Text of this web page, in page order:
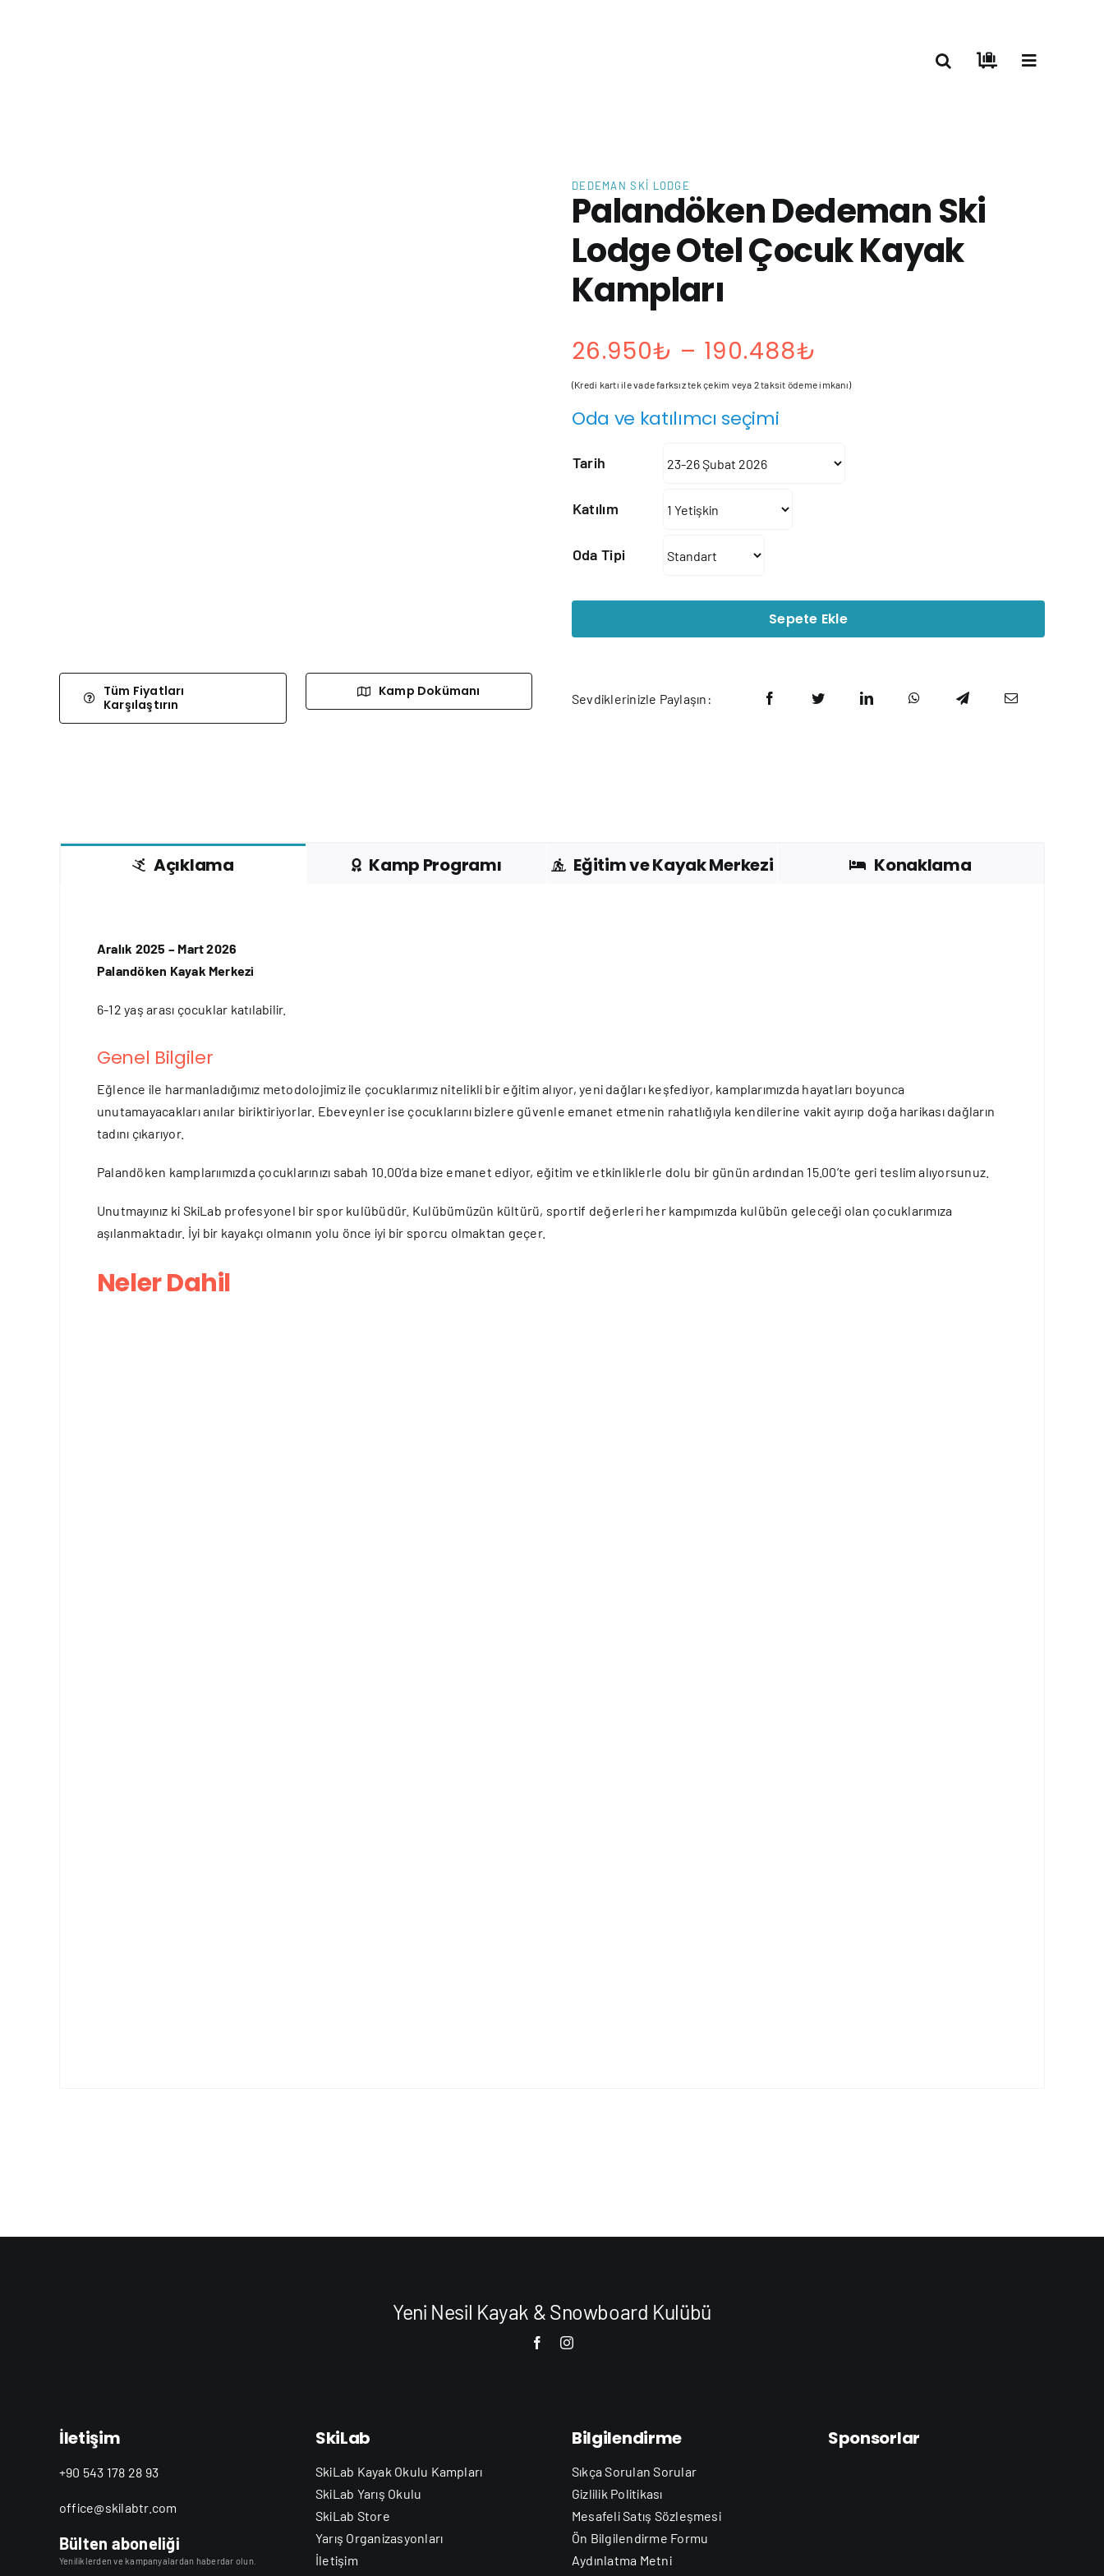
DEDEMAN SKI LODGE
Palandöken Dedeman Ski
Lodge Otel Çocuk Kayak
Kampları
26.950₺ – 190.488₺
aralığı:
(Kredi kartı ile vade farksız tek çekim veya 2 taksit ödeme imkanı)
Oda ve katılımcı seçimi
Tarih
Katılım
Oda Tipi
Sepete Ekle
Tüm Fiyatları
Karşılaştırın
Kamp Dokümanı Sevdiklerinizle Paylaşın:
Açıklama Kamp Programı Eğitim ve Kayak Merkezi Konaklama
Aralık 2025 – Mart 2026
Palandöken Kayak Merkezi
6-12 yaş arası çocuklar katılabilir.
Genel Bilgiler
Eğlence ile harmanladığımız metodolojimiz ile çocuklarımız nitelikli bir eğitim alıyor, yeni dağları keşfediyor, kamplarımızda hayatları boyunca
unutamayacakları anılar biriktiriyorlar. Ebeveynler ise çocuklarını bizlere güvenle emanet etmenin rahatlığıyla kendilerine vakit ayırıp doğa harikası dağların
tadını çıkarıyor.
Palandöken kamplarıımızda çocuklarınızı sabah 10.00’da bize emanet ediyor, eğitim ve etkinliklerle dolu bir günün ardından 15.00’te geri teslim alıyorsunuz.
Unutmayınız ki SkiLab profesyonel bir spor kulübüdür. Kulübümüzün kültürü, sportif değerleri her kampımızda kulübün geleceği olan çocuklarımıza
aşılanmaktadır. İyi bir kayakçı olmanın yolu önce iyi bir sporcu olmaktan geçer.
Neler Dahil
Yeni Nesil Kayak & Snowboard Kulübü
İletişim
+90 543 178 28 93
office@skilabtr.com
Bülten aboneliği
Yeniliklerden ve kampanyalardan haberdar olun.
SkiLab
SkiLab Kayak Okulu Kampları
SkiLab Yarış Okulu
SkiLab Store
Yarış Organizasyonları
İletişim
Bilgilendirme
Sıkça Sorulan Sorular
Gizlilik Politikası
Mesafeli Satış Sözleşmesi
Ön Bilgilendirme Formu
Aydınlatma Metni
Sponsorlar